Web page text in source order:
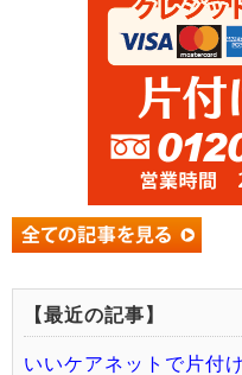
【最近の記事】
いいケアネットで片付